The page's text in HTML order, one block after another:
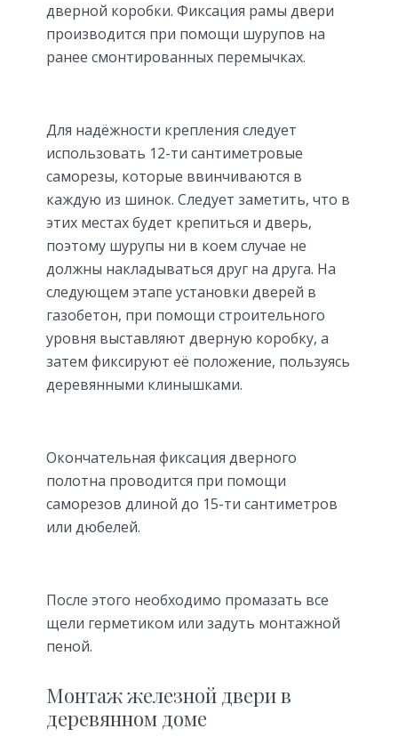
дверной коробки. Фиксация рамы двери
производится при помощи шурупов на
ранее смонтированных перемычках.
Для надёжности крепления следует
использовать 12-ти сантиметровые
саморезы, которые ввинчиваются в
каждую из шинок. Следует заметить, что в
этих местах будет крепиться и дверь,
поэтому шурупы ни в коем случае не
должны накладываться друг на друга. На
следующем этапе установки дверей в
газобетон, при помощи строительного
уровня выставляют дверную коробку, а
затем фиксируют её положение, пользуясь
деревянными клинышками.
Окончательная фиксация дверного
полотна проводится при помощи
саморезов длиной до 15-ти сантиметров
или дюбелей.
После этого необходимо промазать все
щели герметиком или задуть монтажной
пеной.
Монтаж железной двери в
деревянном доме